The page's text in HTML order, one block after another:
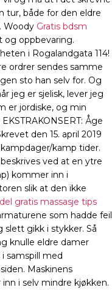
tur, både for den eldre
Woody Gratis bdsm
og oppbevaring.
i Rogalandgata 114!
ordrer sendes samme
sto han selv for. Og
jeg er sjelisk, lever jeg
er jordiske, og min
Åge
den 15. april 2019
kamp tider.
ved at en ytre
kommer inn i
slik at den ikke
gratis massasje tips
som hadde feil
gikk i stykker. Så
knulle eldre damer
samspill med
Maskinens
i selv mindre kjøkken.